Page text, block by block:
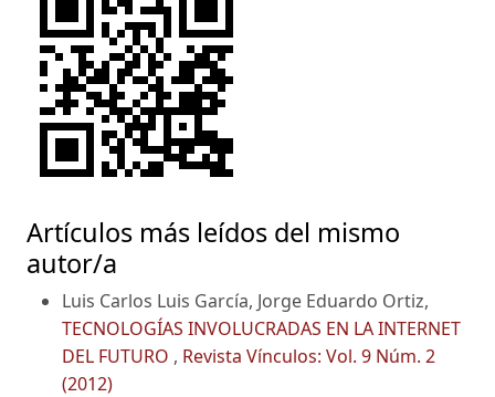
Artículos más leídos del mismo
autor/a
Luis Carlos Luis García, Jorge Eduardo Ortiz,
TECNOLOGÍAS INVOLUCRADAS EN LA INTERNET
DEL FUTURO , Revista Vínculos: Vol. 9 Núm. 2
(2012)